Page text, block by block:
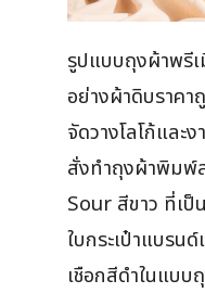
รูปแบบถุงผ้าพรีเ
อย่างผ้าดิบราค
จัดวางโลโก้และ
สั่งทำถุงผ้าพิมพ์
Sour สีขาว ที่เ
ใบกระเป๋าแบร
เชือกสีดำในแบ